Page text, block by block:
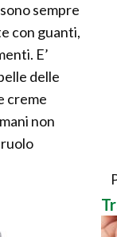
sempre
con guanti,
E’
delle
creme
non